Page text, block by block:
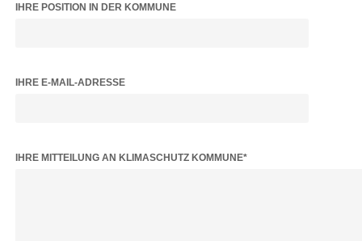
IHRE POSITION IN DER KOMMUNE
IHRE E-MAIL-ADRESSE
BITTE LASSE DIESES FELD LEER.
IHRE MITTEILUNG AN KLIMASCHUTZ KOMMUNE*